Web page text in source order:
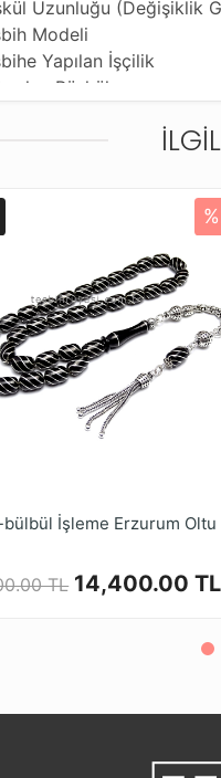
Uzunluğu (Değişiklik
Modeli
Yapılan İşçilik
Püskül
ve Gönderim Şekli
doğusunda, Yer
Oltu Taşı bu güçlük
genellikle siyah ve
Taşı kıymetli taşlar
özelliğine sahip
Stres azaltıcı,
kendi atölyesinde
olduğumuz oltu
TL 14,400.00 TL